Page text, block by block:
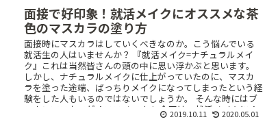
面接で好印象！就活メイクにオススメな茶
色のマスカラの塗り方
面接時にマスカラはしていくべきなのか。こう悩んでいる
就活生の人はいませんか？ 『就活メイク=ナチュラルメイ
ク』これは当然皆さんの頭の中に思い浮かぶと思います。
しかし、ナチュラルメイクに仕上がっていたのに、マスカ
ラを塗った途端、ばっちりメイクになってしまったという経
験をした人もいるのではないでしょうか。 そんな時にはブ
ラウンマスカラがオススメです！ 今回は、就活メイクにオ
ススメなブラウンマスカラの塗り方を紹介します。
2019.10.11 2020.05.01